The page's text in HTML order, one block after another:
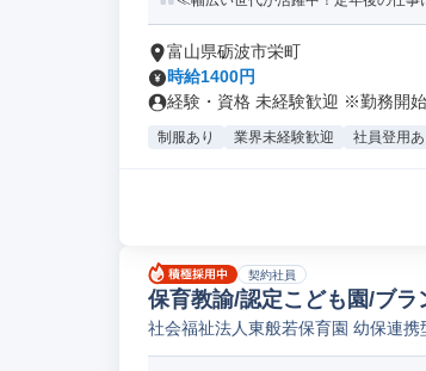
富山県砺波市栄町
時給1400円
経験・資格 未経験歓迎 ※勤務開
制服あり 業界未経験歓迎 社員登用あ
契約社員
保育教諭/認定こども園/ブ
社会福祉法人東般若保育園 幼保連